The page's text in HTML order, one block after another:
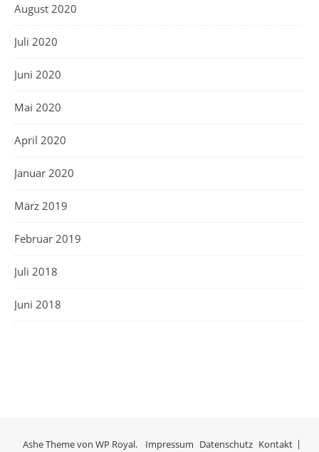
August 2020
Juli 2020
Juni 2020
Mai 2020
April 2020
Januar 2020
März 2019
Februar 2019
Juli 2018
Juni 2018
Impressum Datenschutz Kontakt
Ashe Theme von WP Royal.